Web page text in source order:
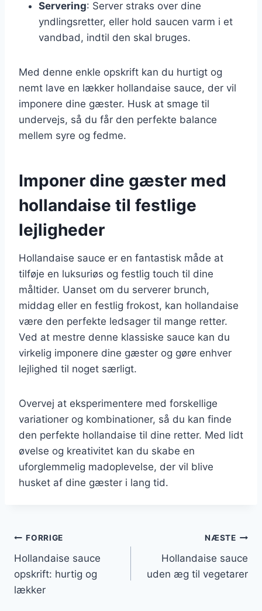
Servering: Server straks over dine
yndlingsretter, eller hold saucen varm i et
vandbad, indtil den skal bruges.
Med denne enkle opskrift kan du hurtigt og
nemt lave en lækker hollandaise sauce, der vil
imponere dine gæster. Husk at smage til
undervejs, så du får den perfekte balance
mellem syre og fedme.
Imponer dine gæster med
hollandaise til festlige
lejligheder
Hollandaise sauce er en fantastisk måde at
tilføje en luksuriøs og festlig touch til dine
måltider. Uanset om du serverer brunch,
middag eller en festlig frokost, kan hollandaise
være den perfekte ledsager til mange retter.
Ved at mestre denne klassiske sauce kan du
virkelig imponere dine gæster og gøre enhver
lejlighed til noget særligt.
Overvej at eksperimentere med forskellige
variationer og kombinationer, så du kan finde
den perfekte hollandaise til dine retter. Med lidt
øvelse og kreativitet kan du skabe en
uforglemmelig madoplevelse, der vil blive
husket af dine gæster i lang tid.
Indlægsnavigation
FORRIGE
Hollandaise sauce
opskrift: hurtig og
lækker
NÆSTE
Hollandaise sauce
uden æg til vegetarer